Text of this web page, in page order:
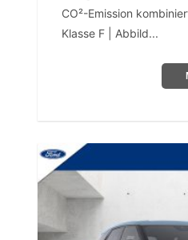
CO²-Emission
Klasse F | Abbild...